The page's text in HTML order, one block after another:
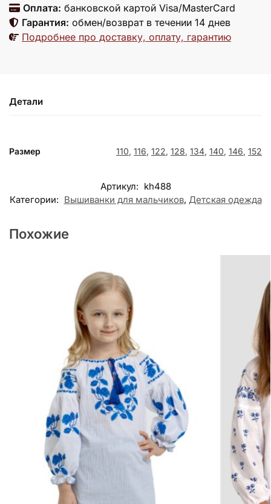
Оплата: банковской картой Visa/MasterCard
Гарантия: обмен/возврат в течении 14 днев
Подробнее про доставку, оплату, гарантию
Детали
Размер 110, 116, 122, 128, 134, 140, 146, 152
Артикул: kh488
Категории: Вышиванки для мальчиков, Детская одежда
Похожие